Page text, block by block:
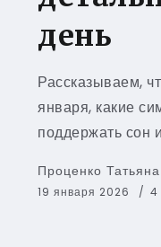
день
Рассказываем,
января, какие
поддержать сон
Проценко Татьяна
19 января 2026 4